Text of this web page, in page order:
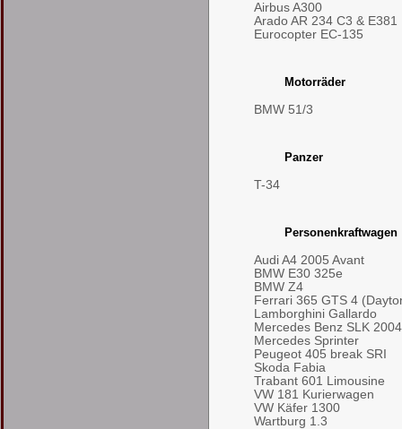
Airbus A300
Arado AR 234 C3 & E381
Eurocopter EC-135
Motorräder
BMW 51/3
Panzer
T-34
Personenkraftwagen
Audi A4 2005 Avant
BMW E30 325e
BMW Z4
Ferrari 365 GTS 4
Lamborghini Gallardo
Mercedes Benz SLK
Mercedes Sprinter
Peugeot 405 break SRI
Skoda Fabia
Trabant 601 Limousine
VW 181 Kurierwagen
VW Käfer 1300
Wartburg 1.3